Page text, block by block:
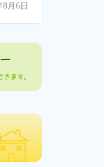
8月6日
ます。